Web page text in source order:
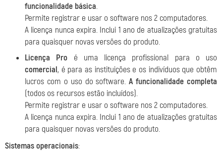
funcionalidade básica.
Permite registrar e usar o software nos 2 computadores.
A licença nunca expira. Inclui 1 ano de atualizações gratuitas
para quaisquer novas versões do produto.
Licença Pro é uma licença profissional para o uso
comercial, é para as instituições e os indivíduos que obtêm
lucros com o uso do software.A funcionalidade completa
(todos os recursos estão incluídos).
Permite registrar e usar o software nos 2 computadores.
A licença nunca expira. Inclui 1 ano de atualizações gratuitas
para quaisquer novas versões do produto.
Sistemas operacionais: